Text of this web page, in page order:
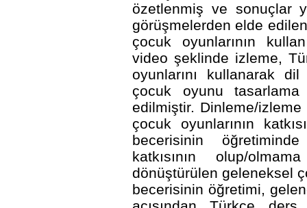
özetlenmiş ve sonuçlar
görüşmelerden elde
çocuk oyunlarının
video şeklinde izleme,
oyunlarını kullanarak
çocuk oyunu
edilmiştir. Dinleme/
çocuk oyunlarının
becerisinin
katkısının olup/
dönüştürülen geleneksel
becerisinin öğretimi,